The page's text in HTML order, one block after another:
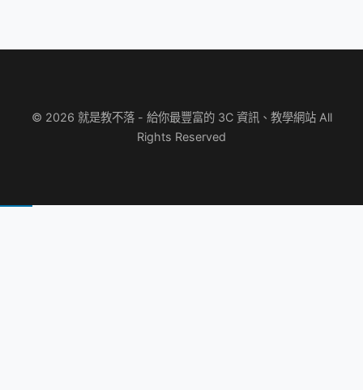
© 2026 就是教不落 - 給你最豐富的 3C 資訊、教學網站 All
Rights Reserved